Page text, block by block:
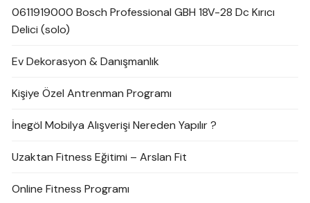
0611919000 Bosch Professional GBH 18V-28 Dc Kırıcı
Delici (solo)
Ev Dekorasyon & Danışmanlık
Kişiye Özel Antrenman Programı
İnegöl Mobilya Alışverişi Nereden Yapılır ?
Uzaktan Fitness Eğitimi – Arslan Fit
Online Fitness Programı